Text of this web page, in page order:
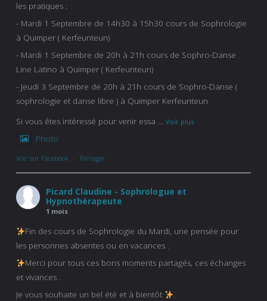
les pratiques :
- Mardi 1 Septembre de 14h30 à 15h30 cours de Sophrologie
à Quimper ( Kerfeunteun)
- Mardi 1 Septembre de 20h à 21h cours de Sophro-Danse
Line Latino à Quimper ( Kerfeunteun)
- Jeudi 3 Septembre de 20h à 21h cours de Sophro-Danse (
sophrologie et danse libre ) à Quimper Kerfeunteun
Si vous êtes intéressé pour venir essa ... Voir plus
Photo
Voir sur Facebook · Partager
Picard Claudine - Sophrologue et
Hypnothérapeute
1 mois
Fin des cours de Sophrologie du Mardi, une pensée pour
les personnes absentes ou en vacances .
Merci pour tous ces bons moments partagés, ces échanges
et vivances .
Je vous souhaite un bel été et à bientôt
.